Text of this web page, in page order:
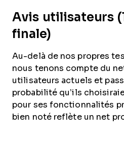
Avis utilisateurs
finale)
Au-delà de nos propres
nous tenons compte du
utilisateurs actuels et
probabilité qu’ils
pour ses fonctionnalités
bien noté reflète un net